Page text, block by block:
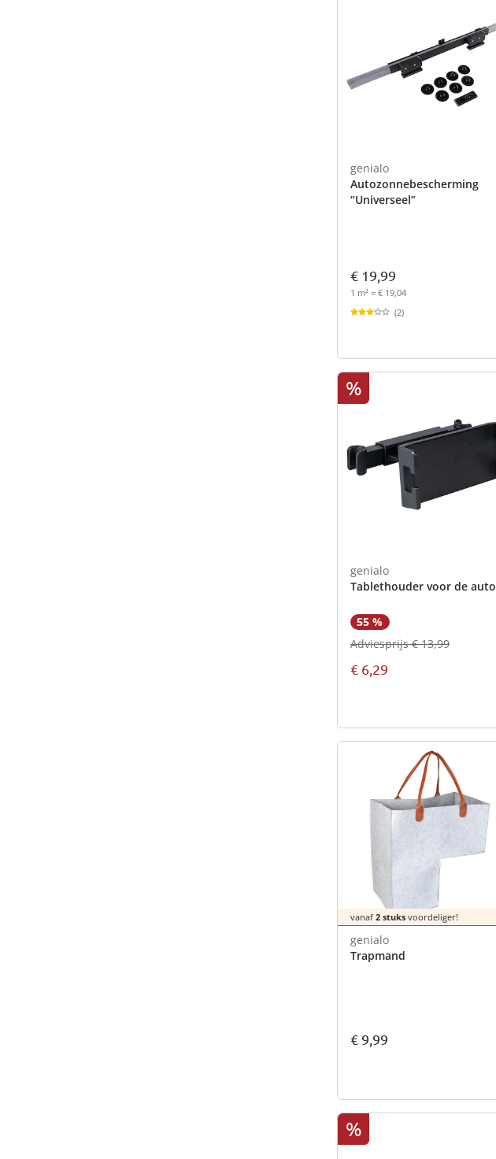
genialo
Autozonnebescherming
“Universeel”
€ 19,99
1 m² = € 19,04
(2)
%
genialo
Tablethouder voor de auto
55 %
€ 6,29
Adviesprijs € 13,99
vanaf 2 stuks voordeliger!
genialo
Trapmand
€ 9,99
%